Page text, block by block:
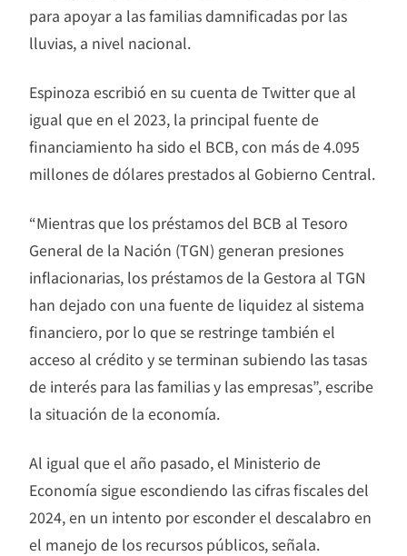
para apoyar a las familias damnificadas por las
lluvias, a nivel nacional.
Espinoza escribió en su cuenta de Twitter que al
igual que en el 2023, la principal fuente de
financiamiento ha sido el BCB, con más de 4.095
millones de dólares prestados al Gobierno Central.
“Mientras que los préstamos del BCB al Tesoro
General de la Nación (TGN) generan presiones
inflacionarias, los préstamos de la Gestora al TGN
han dejado con una fuente de liquidez al sistema
financiero, por lo que se restringe también el
acceso al crédito y se terminan subiendo las tasas
de interés para las familias y las empresas”, escribe
la situación de la economía.
Al igual que el año pasado, el Ministerio de
Economía sigue escondiendo las cifras fiscales del
2024, en un intento por esconder el descalabro en
el manejo de los recursos públicos, señala.